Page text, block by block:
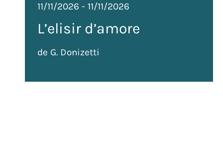
11/11/2026 - 11/11/2026
L’elisir d’amore
de G. Donizetti